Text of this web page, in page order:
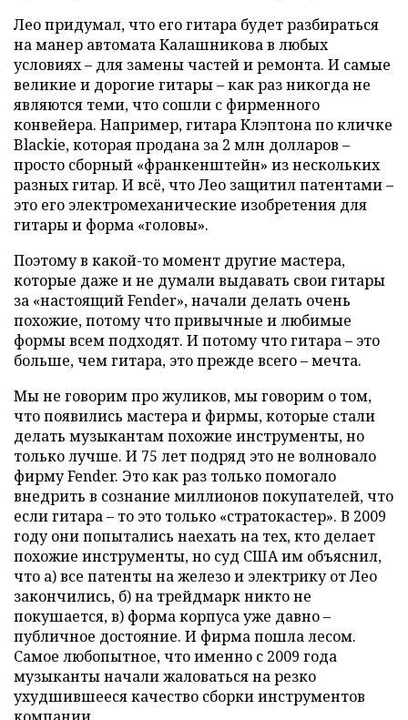
Лео придумал, что его гитара будет разбираться
на манер автомата Калашникова в любых
условиях – для замены частей и ремонта. И самые
великие и дорогие гитары – как раз никогда не
являются теми, что сошли с фирменного
конвейера. Например, гитара Клэптона по кличке
Blackie, которая продана за 2 млн долларов –
просто сборный «франкенштейн» из нескольких
разных гитар. И всё, что Лео защитил патентами –
это его электромеханические изобретения для
гитары и форма «головы».
Поэтому в какой-то момент другие мастера,
которые даже и не думали выдавать свои гитары
за «настоящий Fender», начали делать очень
похожие, потому что привычные и любимые
формы всем подходят. И потому что гитара – это
больше, чем гитара, это прежде всего – мечта.
Мы не говорим про жуликов, мы говорим о том,
что появились мастера и фирмы, которые стали
делать музыкантам похожие инструменты, но
только лучше. И 75 лет подряд это не волновало
фирму Fender. Это как раз только помогало
внедрить в сознание миллионов покупателей, что
если гитара – то это только «стратокастер». В 2009
году они попытались наехать на тех, кто делает
похожие инструменты, но суд США им объяснил,
что а) все патенты на железо и электрику от Лео
закончились, б) на трейдмарк никто не
покушается, в) форма корпуса уже давно –
публичное достояние. И фирма пошла лесом.
Самое любопытное, что именно с 2009 года
музыканты начали жаловаться на резко
ухудшившееся качество сборки инструментов